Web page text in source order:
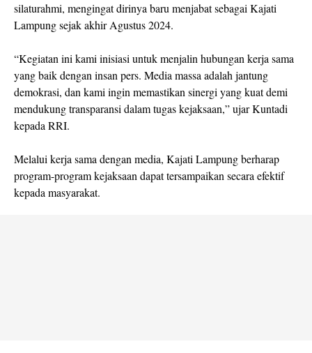
silaturahmi, mengingat dirinya baru menjabat sebagai Kajati
Lampung sejak akhir Agustus 2024.
“Kegiatan ini kami inisiasi untuk menjalin hubungan kerja sama
yang baik dengan insan pers. Media massa adalah jantung
demokrasi, dan kami ingin memastikan sinergi yang kuat demi
mendukung transparansi dalam tugas kejaksaan,” ujar Kuntadi
kepada RRI.
Melalui kerja sama dengan media, Kajati Lampung berharap
program-program kejaksaan dapat tersampaikan secara efektif
kepada masyarakat.